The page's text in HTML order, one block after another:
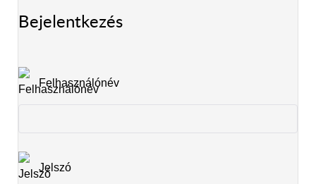
Bejelentkezés
Felhasználónév
Jelszó